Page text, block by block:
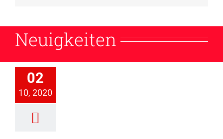
Neuigkeiten
02
10, 2020
in der
den
Sieg in